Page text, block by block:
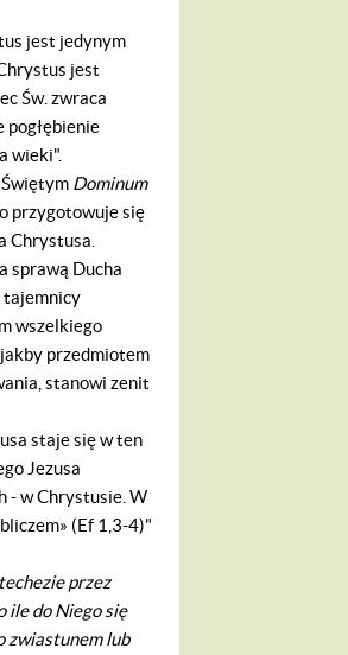
jest jedynym
jest
Św. zwraca
wieki".
Dominum
przygotowuje się
Chrystusa.
sprawą Ducha
tajemnicy
wszelkiego
przedmiotem
stanowi zenit
staje się w ten
Jezusa
- w Chrystusie. W
(Ef 1,3-4)"
przez
ile do Niego się
zwiastunem lub